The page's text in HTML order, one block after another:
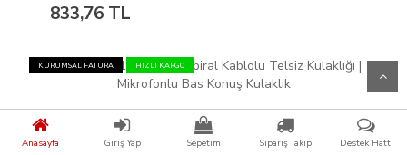
Anasayfa Giriş Yap Sepetim Sipariş Takip Destek Hattı
833,76 TL
KURUMSAL FATURA HIZLI KARGO